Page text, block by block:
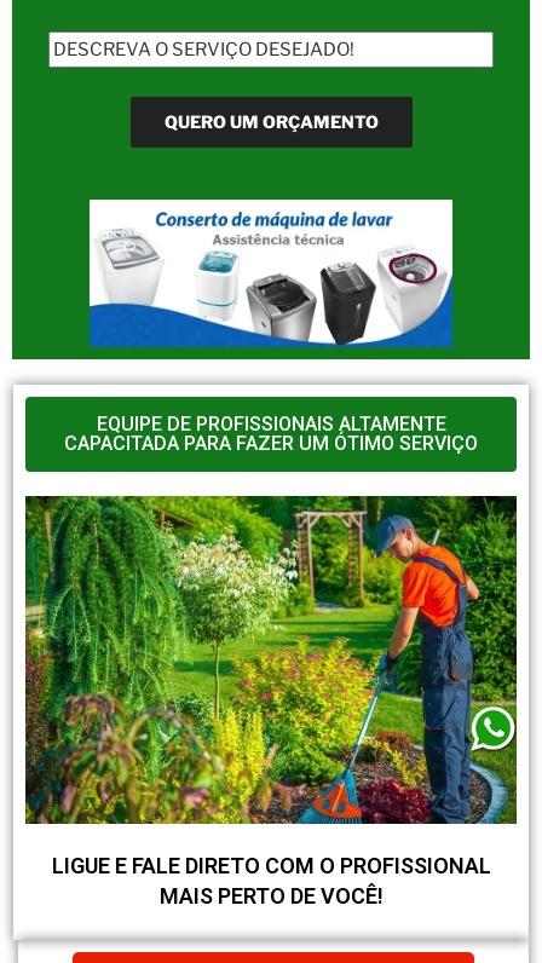
EQUIPE DE PROFISSIONAIS ALTAMENTE
CAPACITADA PARA FAZER UM ÓTIMO SERVIÇO
LIGUE E FALE DIRETO COM O PROFISSIONAL
MAIS PERTO DE VOCÊ!